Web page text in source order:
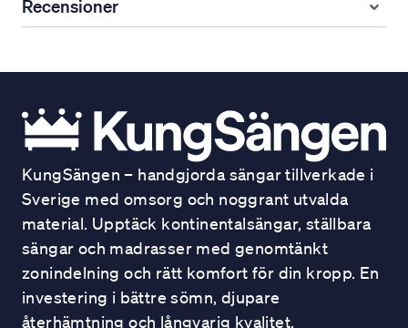
Recensioner
KungSängen – handgjorda sängar tillverkade i
Sverige med omsorg och noggrant utvalda
material. Upptäck kontinentalsängar, ställbara
sängar och madrasser med genomtänkt
zonindelning och rätt komfort för din kropp. En
investering i bättre sömn, djupare
återhämtning och långvarig kvalitet.